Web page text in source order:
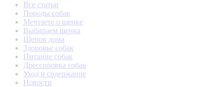
Все статьи
Породы собак
Мечтаете о щенке
Выбираем щенка
Щенок дома
Здоровье собак
Питание собак
Дрессировка собак
Уход и содержание
Новости